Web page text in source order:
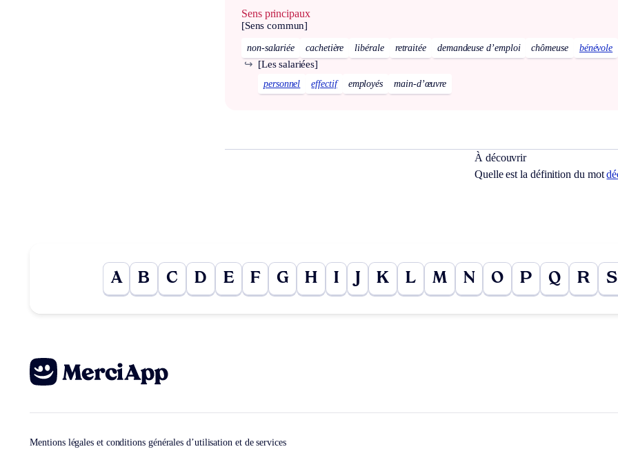
Sens principaux
[Sens commun]
non-salariée cachetière libérale retraitée demandeuse d’emploi chômeuse bénévole
[Les salariées]
↪
personnel effectif employés main-d’œuvre
À découvrir
Quelle est la définition du mot
A B C D E F G H I J K L M N O P Q R S
Mentions légales et conditions générales d’utilisation et de services